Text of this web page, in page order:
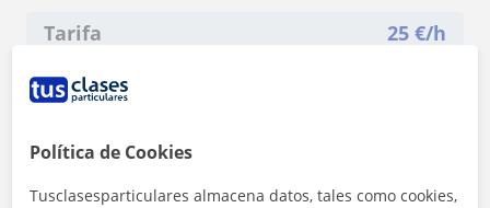
Tarifa 25 €/h
1ª clase gratis
Política de Cookies
Tusclasesparticulares almacena datos, tales como cookies,